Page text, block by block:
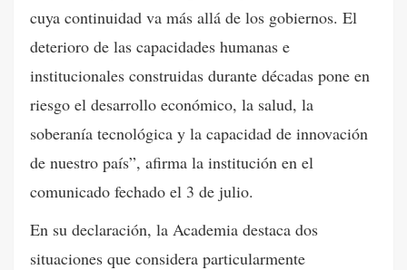
cuya continuidad va más allá de los gobiernos. El
deterioro de las capacidades humanas e
institucionales construidas durante décadas pone en
riesgo el desarrollo económico, la salud, la
soberanía tecnológica y la capacidad de innovación
de nuestro país”, afirma la institución en el
comunicado fechado el 3 de julio.
En su declaración, la Academia destaca dos
situaciones que considera particularmente